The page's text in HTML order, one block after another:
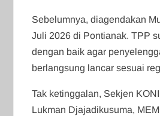
Sebelumnya, diagendakan
Juli 2026 di Pontianak. TPP
dengan baik agar
berlangsung lancar sesuai
Tak ketinggalan, Sekjen
Lukman Djajadikusuma,